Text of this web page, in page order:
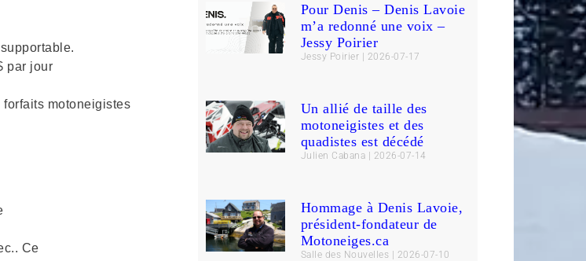
par jour
motoneigistes
Ce
Pour Denis – Denis Lavoie
m’a redonné une voix –
Jessy Poirier
Jessy Poirier 2026-07-17
Un allié de taille des
motoneigistes et des
quadistes est décédé
Julien Cabana 2026-07-14
Hommage à Denis Lavoie,
président-fondateur de
Motoneiges.ca
Salle des Nouvelles 2026-07-10